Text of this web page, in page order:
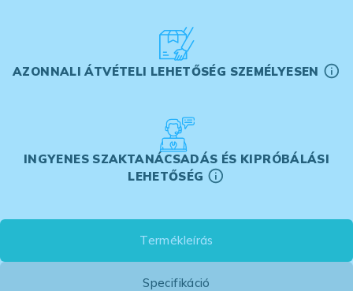
AZONNALI ÁTVÉTELI LEHETŐSÉG SZEMÉLYESEN
INGYENES SZAKTANÁCSADÁS ÉS KIPRÓBÁLÁSI
LEHETŐSÉG
Termékleírás
Specifikáció